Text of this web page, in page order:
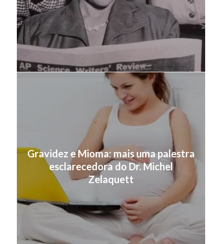
Gravidez e Mioma: mais uma palestra
esclarecedora do Dr. Michel
Zelaquett